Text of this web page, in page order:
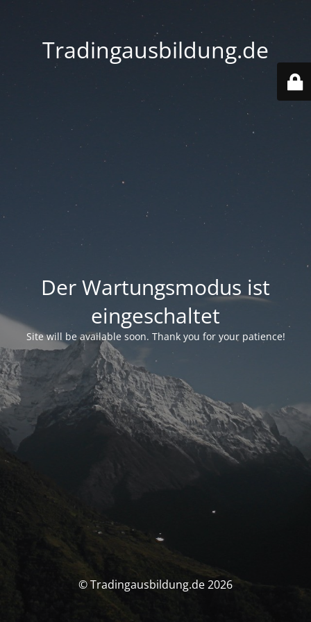
Tradingausbildung.de
Der Wartungsmodus ist
eingeschaltet
Site will be available soon. Thank you for your patience!
© Tradingausbildung.de 2026